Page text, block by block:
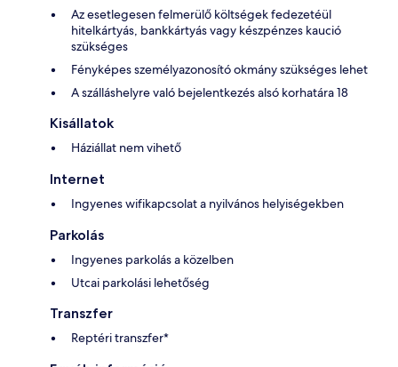
Az esetlegesen felmerülő költségek fedezetéül
hitelkártyás, bankkártyás vagy készpénzes kaució
szükséges
Fényképes személyazonosító okmány szükséges lehet
A szálláshelyre való bejelentkezés alsó korhatára 18
Kisállatok
Háziállat nem vihető
Internet
Ingyenes wifikapcsolat a nyilvános helyiségekben
Parkolás
Ingyenes parkolás a közelben
Utcai parkolási lehetőség
Transzfer
Reptéri transzfer*